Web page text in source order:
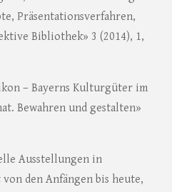
Präsentationsverfahren,
Bibliothek» 3 (2014), 1,
– Bayerns Kulturgüter im
Bewahren und gestalten»
Ausstellungen in
den Anfängen bis heute,